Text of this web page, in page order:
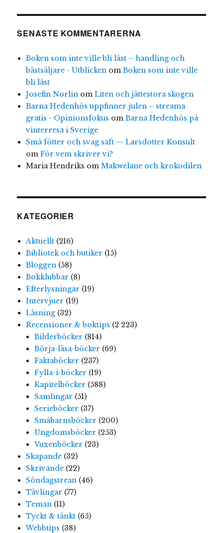
SENASTE KOMMENTARERNA
Boken som inte ville bli läst – handling och
bästsäljare - Utblickenom Boken som inte ville
bli läst
Josefin Norlinom Liten och jättestora skogen
Barna Hedenhös uppfinner julen – streama
gratis - Opinionsfokus om Barna Hedenhös på
vinterresa i Sverige
Små fötter och svag saft — Larsdotter Konsult
om För vem skriver vi?
Maria Hendriks om Makwelane och krokodilen
KATEGORIER
Aktuellt(216)
Bibliotek och butiker (15)
Bloggen(58)
Bokklubbar (8)
Efterlysningar (19)
Intervjuer (19)
Läsning(32)
Recensioner & boktips (2 223)
Bilderböcker (814)
Börja-läsa-böcker (69)
Faktaböcker (237)
Fylla-i-böcker (19)
Kapitelböcker (588)
Samlingar (51)
Serieböcker (37)
Småbarnsböcker (200)
Ungdomsböcker (253)
Vuxenböcker (23)
Skapande(32)
Skrivande(22)
Söndagstrean(46)
Tävlingar (77)
Teman(11)
Tyckt & tänkt(65)
Webbtips (38)